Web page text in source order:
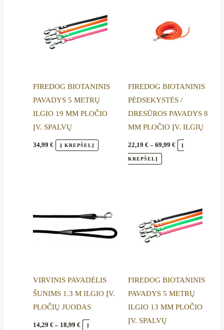
FIREDOG BIOTANINIS
PAVADYS 5 METRŲ
ILGIO 19 MM PLOČIO
ĮV. SPALVŲ
34,99€ Į KREPŠELĮ
has
may
be
chosen
FIREDOG BIOTANINIS
PĖDSEKYSTĖS /
DRESŪROS PAVADYS 8
MM PLOČIO ĮV. ILGIŲ
22,19 € – 69,99 €
69,99 €
Į
KREPŠELĮ
has
multiple
may
be
chosen
on
the
VIRVINIS PAVADĖLIS
ŠUNIMS 1.3 M ILGIO ĮV.
PLOČIŲ JUODAS
14,29€ – 18,99€
through
18,99 €
Į
has
multiple
may
be
chosen
on
FIREDOG BIOTANINIS
PAVADYS 5 METRŲ
ILGIO 13 MM PLOČIO
ĮV. SPALVŲ
through
26,99 €
has
multiple
may
be
chosen
on